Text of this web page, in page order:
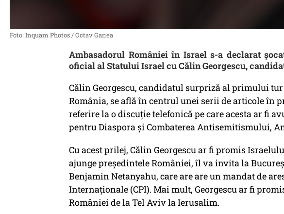
Foto: Inquam Photos / Octav Ganea
Ambasadorul României în Israel s-a declarat
oficial al Statului Israel cu Călin Georgescu,
Călin Georgescu, candidatul surpriză al primului
România, se află în centrul unei serii de articole în
referire la o discuție telefonică pe care acesta ar fi
pentru Diaspora și Combaterea Antisemitismului,
Cu acest prilej, Călin Georgescu ar fi promis
ajunge președintele României, îl va invita la
Benjamin Netanyahu, care are are un mandat de
Internaționale (CPI). Mai mult, Georgescu ar fi
României de la Tel Aviv la Ierusalim.